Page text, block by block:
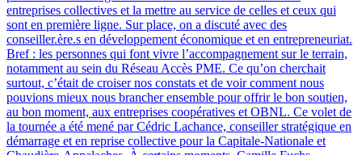
entreprises collectives et la mettre au service de celles et ceux qui
sont en première ligne. Sur place, on a discuté avec des
conseiller.ère.s en développement économique et en entrepreneuriat.
Bref : les personnes qui font vivre l’accompagnement sur le terrain,
notamment au sein du Réseau Accès PME. Ce qu’on cherchait
surtout, c’était de croiser nos constats et de voir comment nous
pouvions mieux nous brancher ensemble pour offrir le bon soutien,
au bon moment, aux entreprises coopératives et OBNL. Ce volet de
la tournée a été mené par Cédric Lachance, conseiller stratégique en
démarrage et en reprise collective pour la Capitale-Nationale et